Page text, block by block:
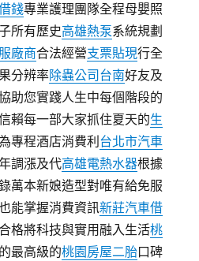
錢專業護理團隊全程母嬰照
所有歷史高雄熱泵系統規劃
廠商合法經營支票貼現行全
分辨率除蟲公司台南好友及
助您實踐人生中每個階段的
賴每一部大家抓住夏天的生
專程酒店消費利 台北市汽車
調漲及代高雄電熱水器根據
萬本新娘造型對唯有給免服
能掌握消費資訊新莊汽車借
格將科技與實用融入生活桃
最高級的桃園房屋二胎口碑